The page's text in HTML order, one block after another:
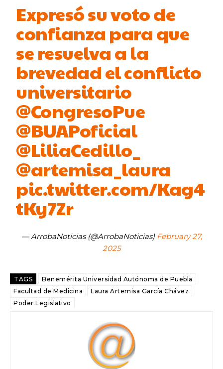
Expresó su voto de
confianza para que
se resuelva a la
brevedad el conflicto
universitario
@CongresoPue
@BUAPoficial
@LiliaCedillo_
@artemisa_laura
pic.twitter.com/Kag4
tKy7Zr
— ArrobaNoticias (@ArrobaNoticias) February 27,
2025
TAGS
Benemérita Universidad Autónoma de Puebla
Facultad de Medicina
Laura Artemisa García Chávez
Poder Legislativo